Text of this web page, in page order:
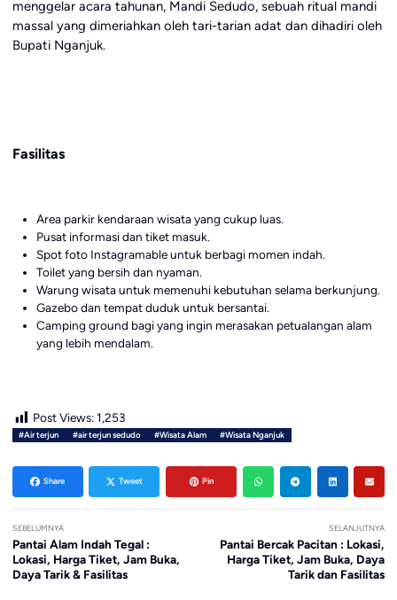
menggelar acara tahunan, Mandi Sedudo, sebuah ritual mandi
massal yang dimeriahkan oleh tari-tarian adat dan dihadiri oleh
Bupati Nganjuk.
Fasilitas
Area parkir kendaraan wisata yang cukup luas.
Pusat informasi dan tiket masuk.
Spot foto Instagramable untuk berbagi momen indah.
Toilet yang bersih dan nyaman.
Warung wisata untuk memenuhi kebutuhan selama berkunjung.
Gazebo dan tempat duduk untuk bersantai.
Camping ground bagi yang ingin merasakan petualangan alam
yang lebih mendalam.
Post Views: 1,253
#Air terjun #air terjun sedudo #Wisata Alam #Wisata Nganjuk
Share Tweet Pin
SEBELUMNYA
Pantai Alam Indah Tegal :
Lokasi, Harga Tiket, Jam Buka,
Daya Tarik & Fasilitas
SELANJUTNYA
Pantai Bercak Pacitan : Lokasi,
Harga Tiket, Jam Buka, Daya
Tarik dan Fasilitas